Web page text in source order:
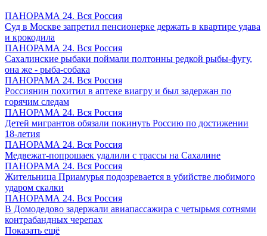
ПАНОРАМА 24. Вся Россия
Суд в Москве запретил пенсионерке держать в квартире удава
и крокодила
ПАНОРАМА 24. Вся Россия
Сахалинские рыбаки поймали полтонны редкой рыбы-фугу,
она же - рыба-собака
ПАНОРАМА 24. Вся Россия
Россиянин похитил в аптеке виагру и был задержан по
горячим следам
ПАНОРАМА 24. Вся Россия
Детей мигрантов обязали покинуть Россию по достижении
18-летия
ПАНОРАМА 24. Вся Россия
Медвежат-попрошаек удалили с трассы на Сахалине
ПАНОРАМА 24. Вся Россия
Жительница Приамурья подозревается в убийстве любимого
ударом скалки
ПАНОРАМА 24. Вся Россия
В Домодедово задержали авиапассажира с четырьмя сотнями
контрабандных черепах
Показать ещё